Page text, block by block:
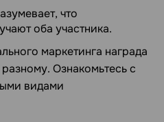
что
оба участника.
маркетинга награда
Ознакомьтесь с
видами